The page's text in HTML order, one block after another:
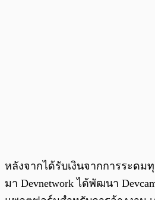
หลังจากได้รับเงินจากการระดม
มา Devnetwork ได้พัฒนา